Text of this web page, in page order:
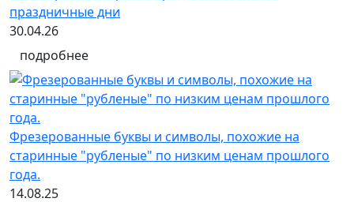
праздничные дни
30.04.26
подробнее
Фрезерованные буквы и символы, похожие на
старинные "рубленые" по низким ценам прошлого
года.
14.08.25